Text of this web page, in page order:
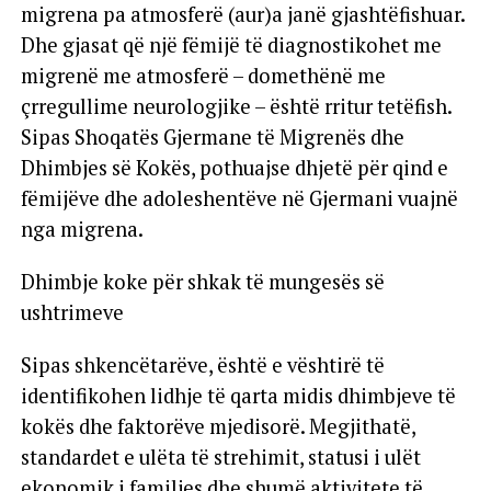
migrena pa atmosferë (aur)a janë gjashtëfishuar.
Dhe gjasat që një fëmijë të diagnostikohet me
migrenë me atmosferë – domethënë me
çrregullime neurologjike – është rritur tetëfish.
Sipas Shoqatës Gjermane të Migrenës dhe
Dhimbjes së Kokës, pothuajse dhjetë për qind e
fëmijëve dhe adoleshentëve në Gjermani vuajnë
nga migrena.
Dhimbje koke për shkak të mungesës së
ushtrimeve
Sipas shkencëtarëve, është e vështirë të
identifikohen lidhje të qarta midis dhimbjeve të
kokës dhe faktorëve mjedisorë. Megjithatë,
standardet e ulëta të strehimit, statusi i ulët